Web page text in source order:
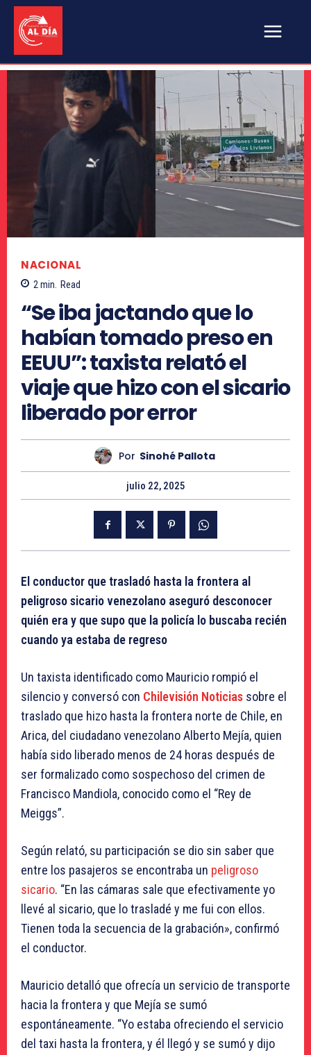
NACIONAL
2 min. Read
“Se iba jactando que lo
habían tomado preso en
EEUU”: taxista relató el
viaje que hizo con el sicario
liberado por error
Por Sinohé Pallota
julio 22, 2025
El conductor que trasladó hasta la frontera al
peligroso sicario venezolano aseguró desconocer
quién era y que supo que la policía lo buscaba recién
cuando ya estaba de regreso
Un taxista identificado como Mauricio rompió el
silencio y conversó con Chilevisión Noticias sobre el
traslado que hizo hasta la frontera norte de Chile, en
Arica, del ciudadano venezolano Alberto Mejía, quien
había sido liberado menos de 24 horas después de
ser formalizado como sospechoso del crimen de
Francisco Mandiola, conocido como el “Rey de
Meiggs”.
Según relató, su participación se dio sin saber que
entre los pasajeros se encontraba un peligroso
sicario. “En las cámaras sale que efectivamente yo
llevé al sicario, que lo trasladé y me fui con ellos.
Tienen toda la secuencia de la grabación», confirmó
el conductor.
Mauricio detalló que ofrecía un servicio de transporte
hacia la frontera y que Mejía se sumó
espontáneamente. “Yo estaba ofreciendo el servicio
del taxi hasta la frontera, y él llegó y se sumó y dijo